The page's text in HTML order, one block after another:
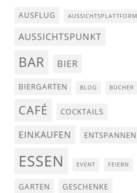
AUSFLUG AUSSICHTSPLATTFORM
AUSSICHTSPUNKT
BAR BIER
BIERGARTEN BLOG BÜCHER
CAFÉ COCKTAILS
EINKAUFEN ENTSPANNEN
ESSEN EVENT FEIERN
GARTEN GESCHENKE